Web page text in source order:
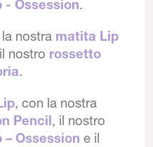
- Ossession.
nostra matita Lip
nostro rossetto
.
, con la nostra
Pencil, il nostro
Ossession e il